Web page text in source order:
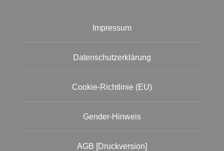
Impressum
Datenschutzerklärung
Cookie-Richtlinie (EU)
Gender-Hinweis
AGB [Druckversion]